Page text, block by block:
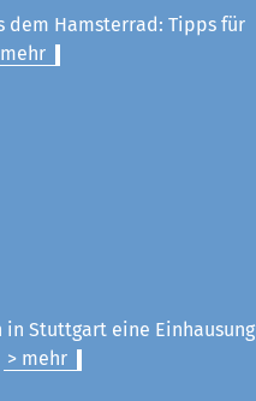
dem Hamsterrad: Tipps für
in Stuttgart eine Einhausung
> mehr